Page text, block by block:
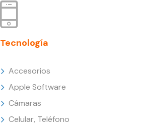
Tecnología
Accesorios
Apple Software
Cámaras
Celular, Teléfono